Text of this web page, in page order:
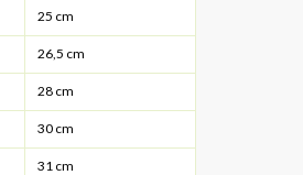
25 cm
26,5 cm
28 cm
30 cm
31 cm